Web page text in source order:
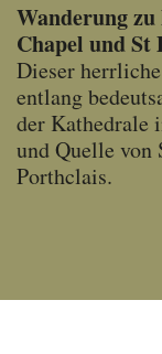
Wanderung
Chapel und St
Dieser
entlang
der Kathedrale
und Quelle von
Porthclais.